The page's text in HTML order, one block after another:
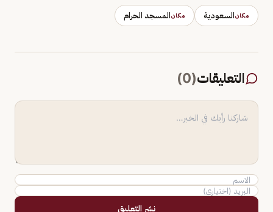
مكانالسعودية مكانالمسجد الحرام
التعليقات(
0
)
نشر التعليق